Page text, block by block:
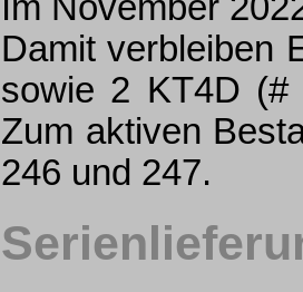
Im November
Damit verbleiben
sowie 2 KT4D (#
Zum aktiven
246 und 247.